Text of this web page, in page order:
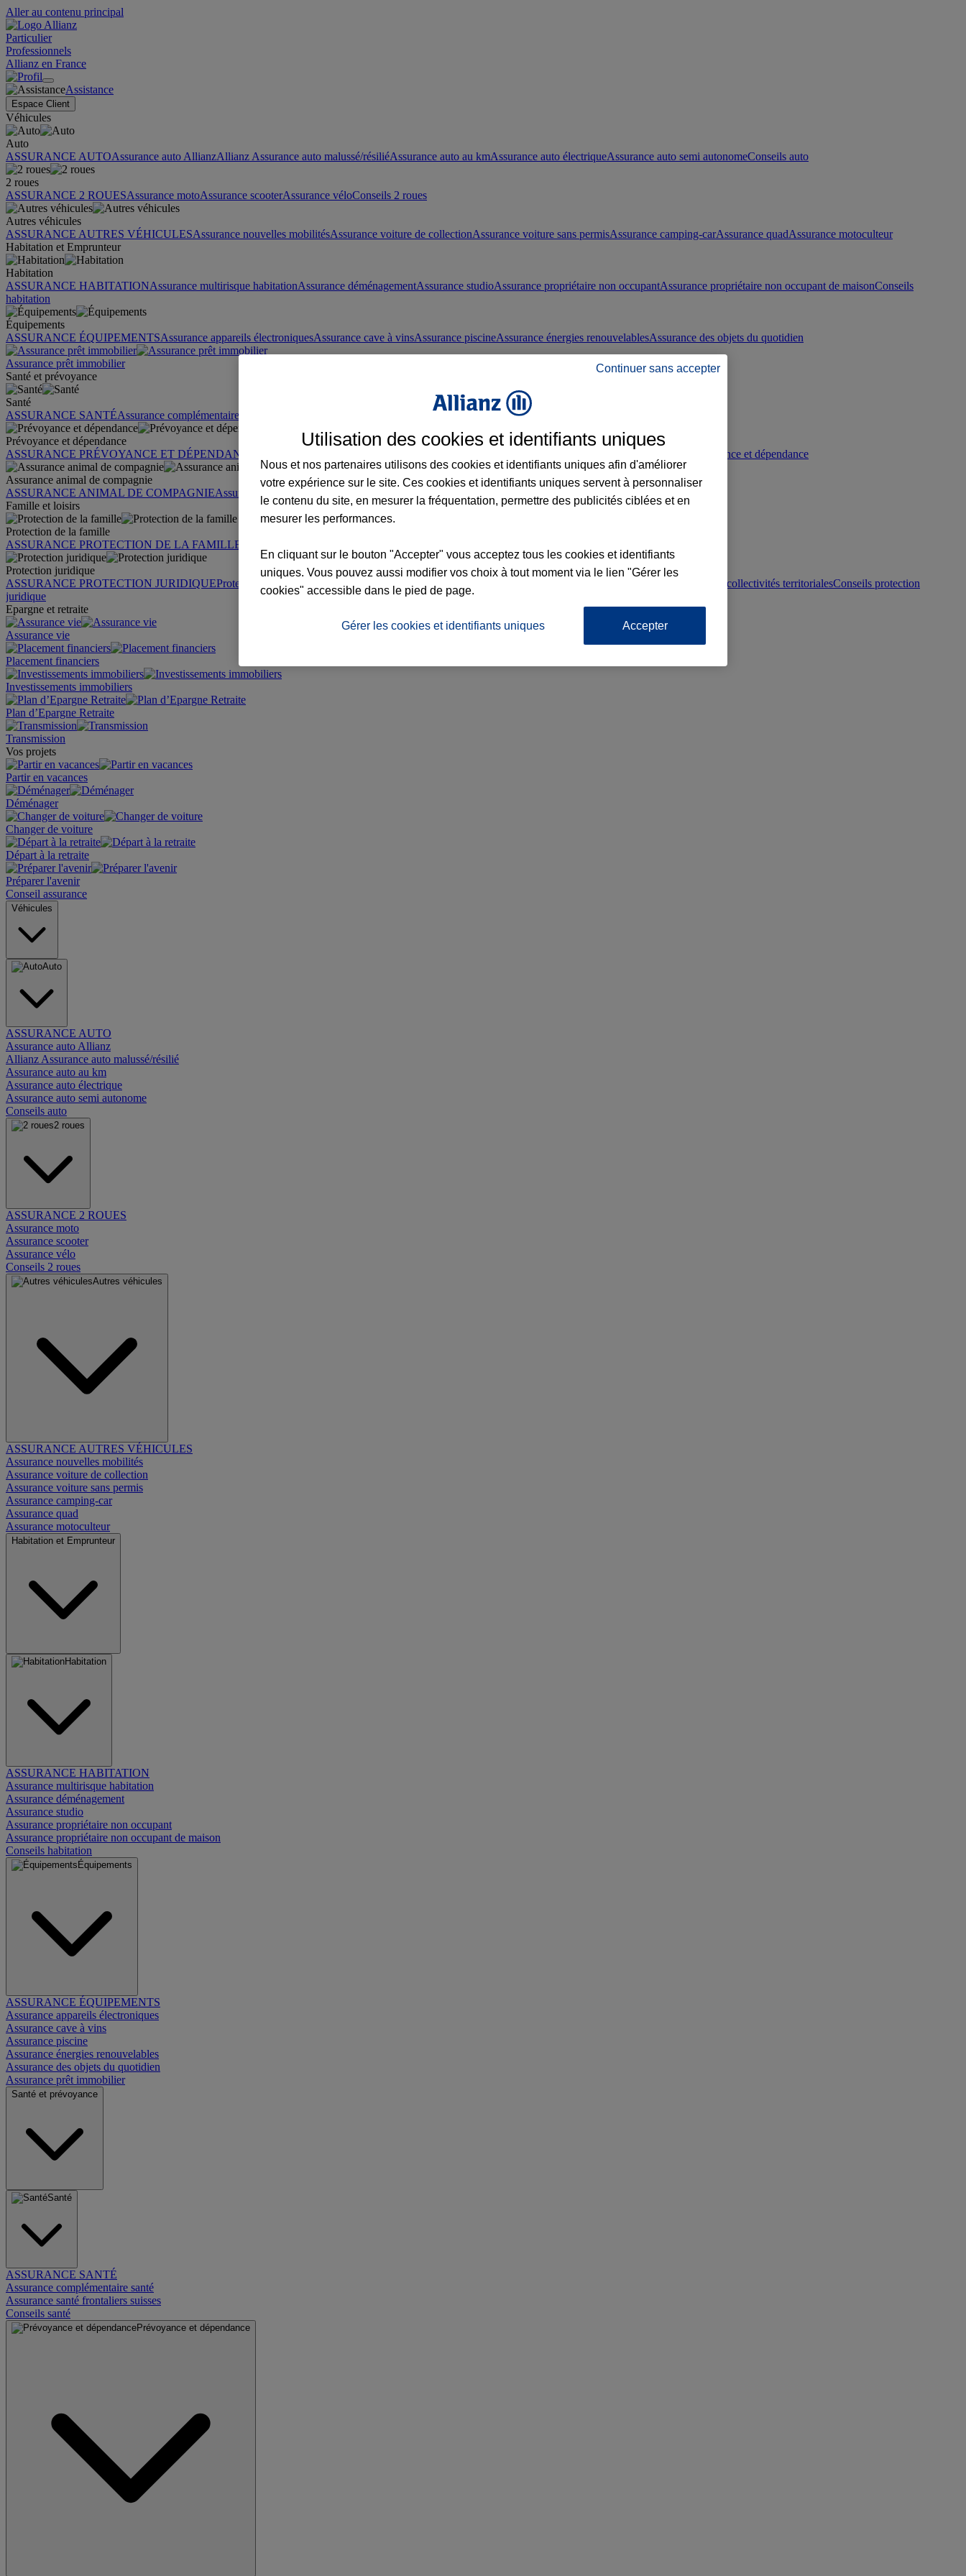
Aller au contenu principal
Particulier
Professionnels
Allianz en France
Assistance
Espace Client
Véhicules
Auto
ASSURANCE AUTOAssurance auto AllianzAllianz Assurance auto malussé/résiliéAssurance auto au kmAssurance auto électriqueAssurance auto semi autonomeConseils auto
2 roues
ASSURANCE 2 ROUESAssurance motoAssurance scooterAssurance véloConseils 2 roues
Autres véhicules
ASSURANCE AUTRES VÉHICULESAssurance nouvelles mobilitésAssurance voiture de collectionAssurance voiture sans permisAssurance camping-carAssurance quadAssurance motoculteur
Habitation et Emprunteur
Habitation
ASSURANCE HABITATIONAssurance multirisque habitationAssurance déménagementAssurance studioAssurance propriétaire non occupantAssurance propriétaire non occupant de maisonConseils
habitation
Équipements
ASSURANCE ÉQUIPEMENTSAssurance appareils électroniquesAssurance cave à vinsAssurance piscineAssurance énergies renouvelablesAssurance des objets du quotidien
Assurance prêt immobilier
Santé et prévoyance
Santé
ASSURANCE SANTÉAssurance complémentaire santé Conseils santé
Prévoyance et dépendance
ASSURANCE PRÉVOYANCE ET DÉPENDANCE
Conseils prévoyance et dépendance
Assurance animal de compagnie
ASSURANCE ANIMAL DE COMPAGNIEAssurance chien Assurance chat
Conseils animal de compagnie
Famille et loisirs
Protection de la famille
ASSURANCE PROTECTION DE LA FAMILLE
Protection juridique
ASSURANCE PROTECTION JURIDIQUEProtection juridique particuliers Protection juridique immobilière Protection juridique collectivités territorialesConseils protection
juridique
Epargne et retraite
Assurance vie
Placement financiers
Investissements immobiliers
Plan d’Epargne Retraite
Transmission
Vos projets
Partir en vacances
Déménager
Changer de voiture
Départ à la retraite
Préparer l'avenir
Conseil assurance
Véhicules
Auto
ASSURANCE AUTO
Assurance auto Allianz
Allianz Assurance auto malussé/résilié
Assurance auto au km
Assurance auto électrique
Assurance auto semi autonome
Conseils auto
2 roues
ASSURANCE 2 ROUES
Assurance moto
Assurance scooter
Assurance vélo
Conseils 2 roues
Autres véhicules
ASSURANCE AUTRES VÉHICULES
Assurance nouvelles mobilités
Assurance voiture de collection
Assurance voiture sans permis
Assurance camping-car
Assurance quad
Assurance motoculteur
Habitation et Emprunteur
Habitation
ASSURANCE HABITATION
Assurance multirisque habitation
Assurance déménagement
Assurance studio
Assurance propriétaire non occupant
Assurance propriétaire non occupant de maison
Conseils habitation
Équipements
ASSURANCE ÉQUIPEMENTS
Assurance appareils électroniques
Assurance cave à vins
Assurance piscine
Assurance énergies renouvelables
Assurance des objets du quotidien
Assurance prêt immobilier
Santé et prévoyance
Santé
ASSURANCE SANTÉ
Assurance complémentaire santé
Assurance santé frontaliers suisses
Conseils santé
Prévoyance et dépendance
Continuer sans accepter
Utilisation des cookies et identifiants uniques
Nous et nos partenaires utilisons des cookies et identifiants uniques afin d'améliorer
votre expérience sur le site. Ces cookies et identifiants uniques servent à personnaliser
le contenu du site, en mesurer la fréquentation, permettre des publicités ciblées et en
mesurer les performances.
En cliquant sur le bouton "Accepter" vous acceptez tous les cookies et identifiants
uniques. Vous pouvez aussi modifier vos choix à tout moment via le lien "Gérer les
cookies" accessible dans le pied de page.
Gérer les cookies et identifiants uniques Accepter